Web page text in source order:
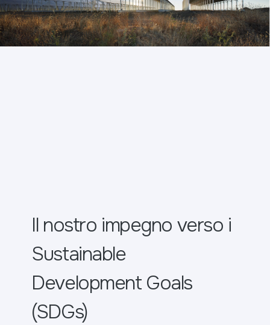
Il nostro impegno verso i
Sustainable
Development Goals
(SDGs)